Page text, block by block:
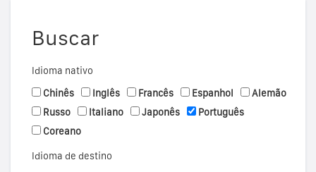
Buscar
Idioma nativo
Chinês
Inglês Francês Espanhol
Alemão
Russo
Italiano Japonês
Português
Coreano
Idioma de destino